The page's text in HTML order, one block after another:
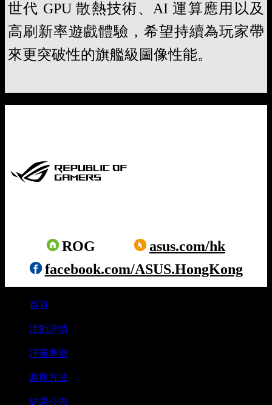
世代 GPU 散熱技術、AI 運算應用以及
高刷新率遊戲體驗，希望持續為玩家帶
來更突破性的旗艦級圖像性能。
ROG
asus.com/hk
facebook.com/ASUS.HongKong
首頁
活動詳情
評審準則
參與方法
結果公布